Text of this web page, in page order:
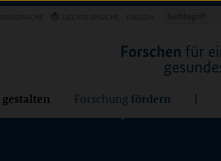
Suchbegriff
gestalten Forschung fördern
Forschung Forschung fördern